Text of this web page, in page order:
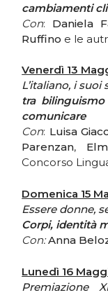
cambiamenti
Con: Daniela
Ruffino e le
Venerdì 13
L’italiano, i
tra
comunicare
Con: Luisa
Parenzan,
Concorso
Domenica 15
Essere donne,
Corpi, identità
Con:Anna
Lunedì 16
Premiazione